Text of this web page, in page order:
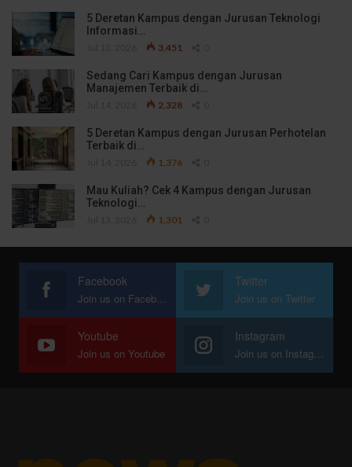
5 Deretan Kampus dengan Jurusan Teknologi
Informasi…
3,451
Sedang Cari Kampus dengan Jurusan
Manajemen Terbaik di…
2,328
5 Deretan Kampus dengan Jurusan Perhotelan
Terbaik di…
1,376
Mau Kuliah? Cek 4 Kampus dengan Jurusan
Teknologi…
1,301
Facebook
Join us on Facebook
Twitter
Join us on Twitter
Youtube
Join us on Youtube
Instagram
Join us on Instagram